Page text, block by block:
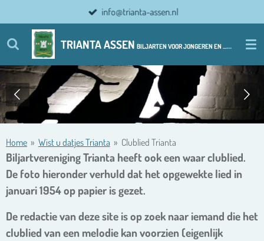
direct
naar
hoofdinhoud
TRIANTA ASSEN BILJARTEN VOOR JONGEREN EN ................ OUDERE JONGEREN
info@trianta-assen.nl
Home » Wist u datjes Trianta » Clublied Trianta
Biljartvereniging Trianta heeft ook een waar clublied.
De foto hieronder verhuld dat het opgewekte lied in
januari 1954 op papier is gezet.
De redactie van deze site is op zoek naar iemand die het
clublied van een melodie kan voorzien (eigenlijk